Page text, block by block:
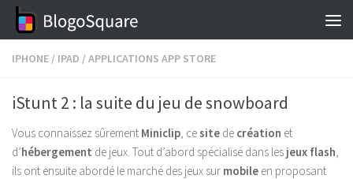
Skip to content
IPHONE / IPAD /APPLICATIONS APP STORE
iStunt 2 : la suite du jeu de snowboard
Vous connaissez sûrement Miniclip, cesite de création et
d’hébergement de jeux. Tout d’abord spécialisé dans les jeux flash,
ils ont ensuite abordé le marché des jeux sur mobile en proposant